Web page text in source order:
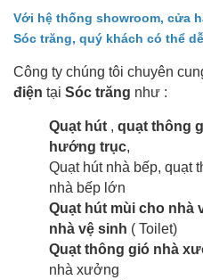
Với hệ thống showroom, cửa
Sóc trăng, quý khách có thể
Công ty chúng tôi chuyên
điện tại Sóc trăng như :
Quạt hút , quạt thông
hướng trục,
Quạt hút nhà bếp, quạt
nhà bếp lớn
Quạt hút mùi cho nhà
nhà vệ sinh ( Toilet)
Quạt thông gió nhà
nhà xưởng